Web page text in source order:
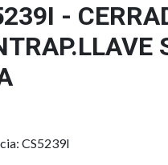
-
CS5239I